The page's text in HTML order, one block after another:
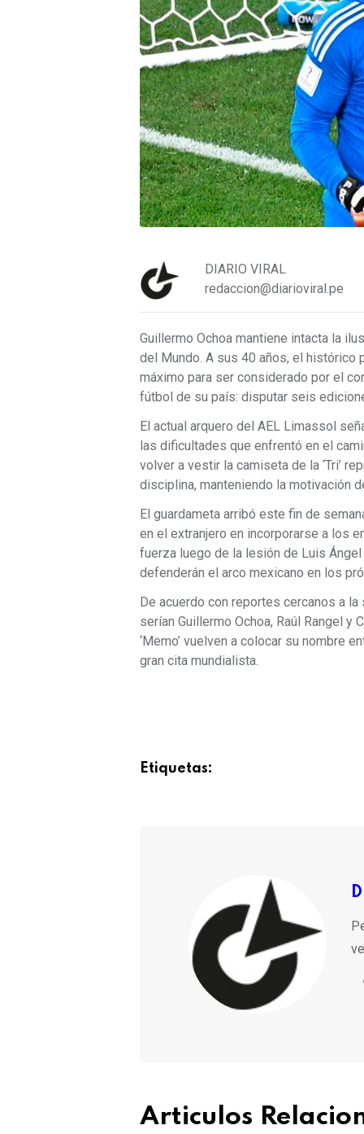
DIARIO VIRAL
redaccion@diarioviral.pe
Guillermo Ochoa mantiene intacta la
del Mundo. A sus 40 años, el
máximo para ser considerado por el
fútbol de su país: disputar seis
El actual arquero del AEL Limassol
las dificultades que enfrentó en el
volver a vestir la camiseta de la ‘Tri’
disciplina, manteniendo la motivación
El guardameta arribó este fin de
en el extranjero en incorporarse a los
fuerza luego de la lesión de Luis
defenderán el arco mexicano en los
De acuerdo con reportes cercanos a
serían Guillermo Ochoa, Raúl Rangel
‘Memo’ vuelven a colocar su nombre
gran cita mundialista.
Etiquetas:
Articulos